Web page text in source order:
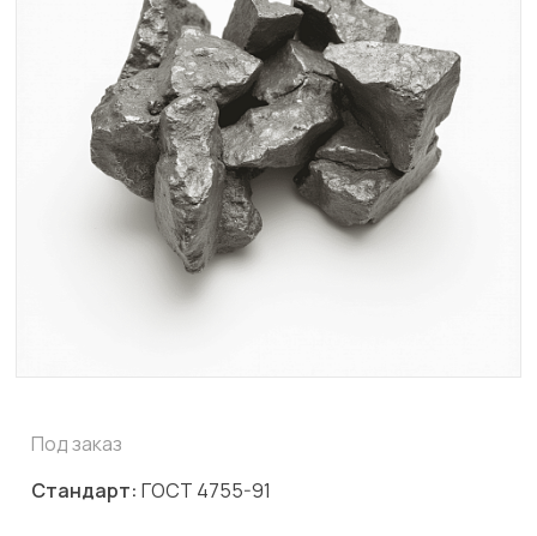
Под заказ
Стандарт: ГОСТ 4755-91